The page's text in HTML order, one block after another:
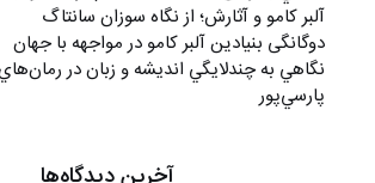
آلبر کامو و آثارش؛ از نگاه سوزان سانتاگ
دوگانگی بنیادین آلبر کامو در مواجهه با جهان
نگاهي به چندلايگي انديشه و زبان در
پارسي‌پور